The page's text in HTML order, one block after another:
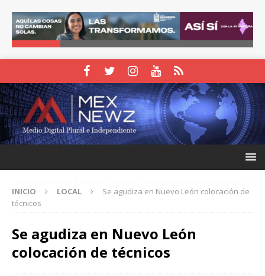
INICIO LOCAL
Se agudiza en Nuevo León colocación de
técnicos
Se agudiza en Nuevo León
colocación de técnicos